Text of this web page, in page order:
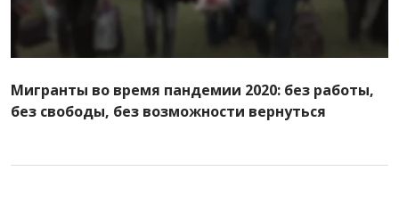
Мигранты во время пандемии 2020: без работы,
без свободы, без возможности вернуться